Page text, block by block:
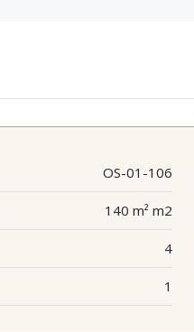
OS-01-106
140 m² m2
4
1